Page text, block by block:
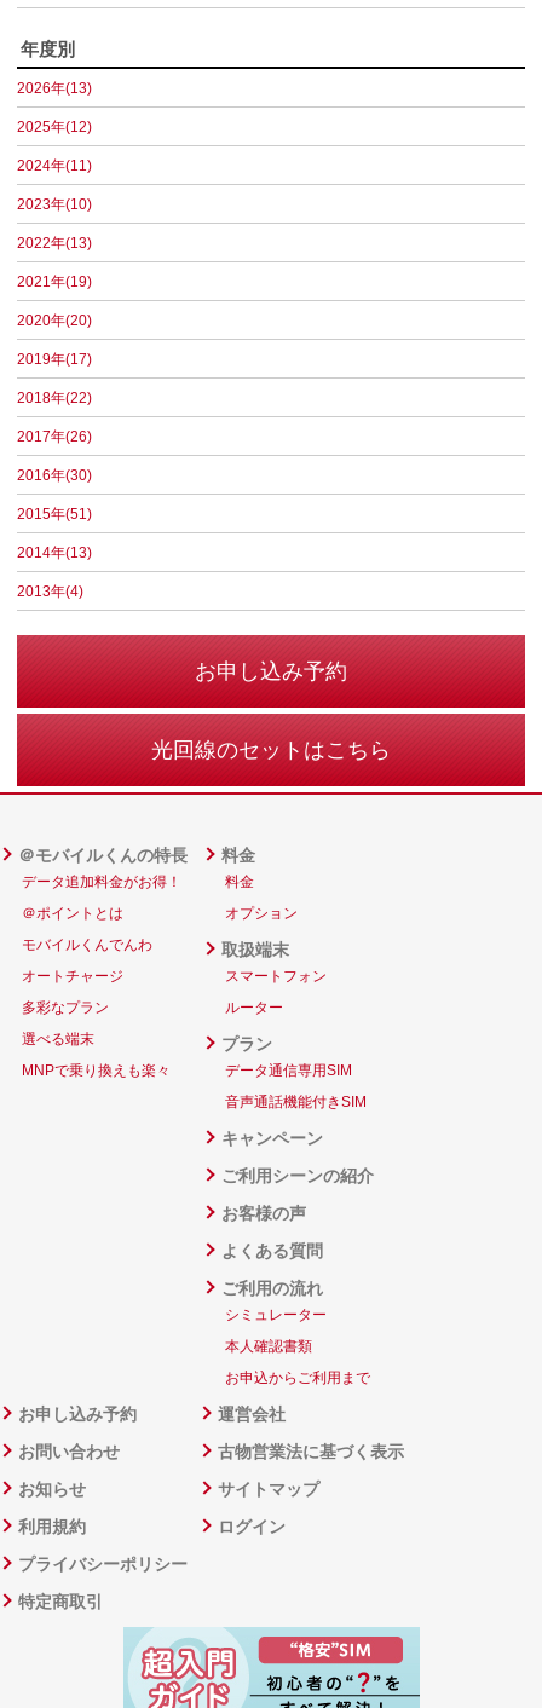
年度別
2026年(13)
2025年(12)
2024年(11)
2023年(10)
2022年(13)
2021年(19)
2020年(20)
2019年(17)
2018年(22)
2017年(26)
2016年(30)
2015年(51)
2014年(13)
2013年(4)
お申し込み予約
光回線のセットはこちら
＠モバイルくんの特長
データ追加料金がお得！
＠ポイントとは
モバイルくんでんわ
オートチャージ
多彩なプラン
選べる端末
MNPで乗り換えも楽々
料金
料金
オプション
取扱端末
スマートフォン
ルーター
プラン
データ通信専用SIM
音声通話機能付きSIM
キャンペーン
ご利用シーンの紹介
お客様の声
よくある質問
ご利用の流れ
シミュレーター
本人確認書類
お申込からご利用まで
お申し込み予約
お問い合わせ
お知らせ
利用規約
プライバシーポリシー
特定商取引
運営会社
古物営業法に基づく表示
サイトマップ
ログイン